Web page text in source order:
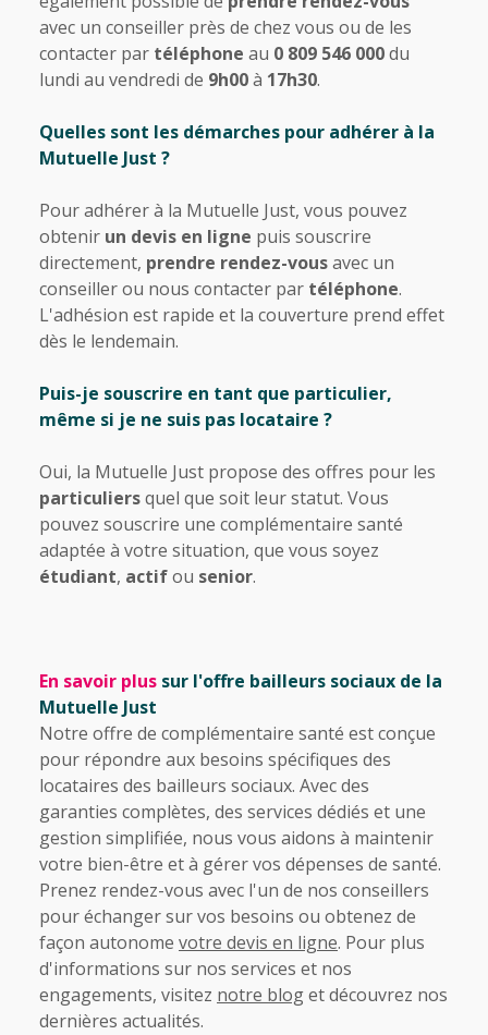
avec un conseiller près de chez vous ou de les
contacter par téléphone au 0 809 546 000du
lundi au vendredi de 9h00à 17h30.
Quelles sont les démarches pour adhérer à la
Mutuelle Just ?
Pour adhérer à la Mutuelle Just, vous pouvez
obtenir un devis en ligne puis souscrire
directement, prendre rendez-vousavec un
conseiller ou nous contacter par téléphone.
L'adhésion est rapide et la couverture prend effet
dès le lendemain.
Puis-je souscrire en tant que particulier,
même si je ne suis pas locataire ?
Oui, la Mutuelle Just propose des offres pour les
particuliersquel que soit leur statut. Vous
pouvez souscrire une complémentaire santé
adaptée à votre situation, que vous soyez
étudiant, actifou senior.
En savoir plus sur l'offre bailleurs sociaux de la
Mutuelle Just
Notre offre de complémentaire santé est conçue
pour répondre aux besoins spécifiques des
locataires des bailleurs sociaux. Avec des
garanties complètes, des services dédiés et une
gestion simplifiée, nous vous aidons à maintenir
votre bien-être et à gérer vos dépenses de santé.
Prenez rendez-vous avec l'un de nos conseillers
pour échanger sur vos besoins ou obtenez de
façon autonome votre devis en ligne. Pour plus
d'informations sur nos services et nos
engagements, visitez notre bloget découvrez nos
dernières actualités.